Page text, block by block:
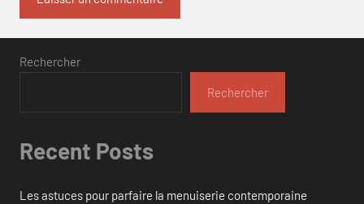
Rechercher
Rechercher
Recent Posts
Les astuces pour parfaire la menuiserie contemporaine